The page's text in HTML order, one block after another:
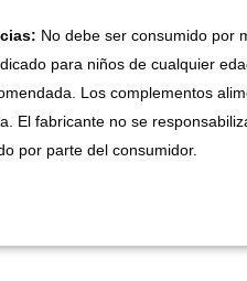
No debe ser consumido por
para niños de cualquier
Los complementos
El fabricante no se
por parte del consumidor.